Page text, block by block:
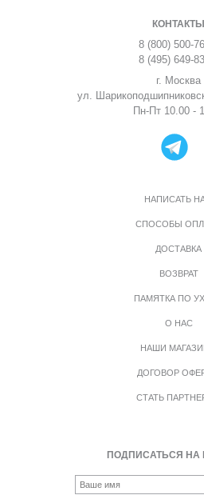
КОНТАКТЫ
8 (800) 500-
8 (495) 649-
г. Москва
ул.
Пн-Пт 10.00 -
НАПИСАТЬ
СПОСОБЫ
ДОСТАВКА
ВОЗВРАТ
ПАМЯТКА ПО
О НАС
НАШИ
ДОГОВОР
СТАТЬ
ПОДПИСАТЬСЯ НА